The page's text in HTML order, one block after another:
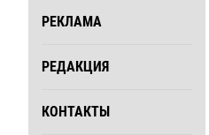
РЕКЛАМА
РЕДАКЦИЯ
КОНТАКТЫ